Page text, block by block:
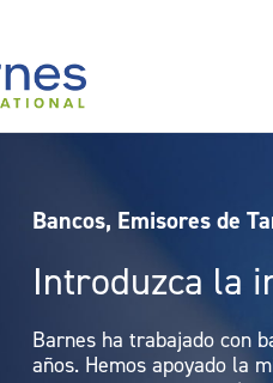
Bancos, Emisores de
Introduzca la
Barnes ha trabajado con
años. Hemos apoyado la